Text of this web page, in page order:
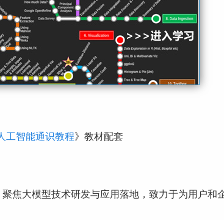
工智能通识教程》教材配套
焦大模型技术研发与应用落地，致力于为用户和